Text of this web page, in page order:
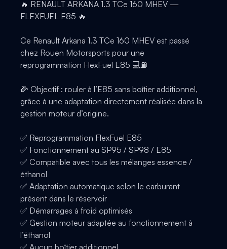
🔥 RENAULT ARKANA 1.3 TCe 160 MHEV —
FLEXFUEL E85 🔥
Ce Renault Arkana 1.3 TCe 160 MHEV est passé
chez Rouen Motorsports pour une
reprogrammation FlexFuel E85 💻⛽️
🌽 Objectif : rouler à l’E85 sans boîtier additionnel,
grâce à une adaptation directement réalisée dans la
gestion moteur d’origine.
✅ Reprogrammation FlexFuel E85
✅ Fonctionnement au SP95 / SP98 / E85
✅ Compatible avec tous les mélanges essence /
éthanol
✅ Adaptation automatique selon le carburant
présent dans le réservoir
✅ Démarrages à froid optimisés
✅ Gestion moteur adaptée au fonctionnement à
l’éthanol
✅ Aucun boîtier additionnel